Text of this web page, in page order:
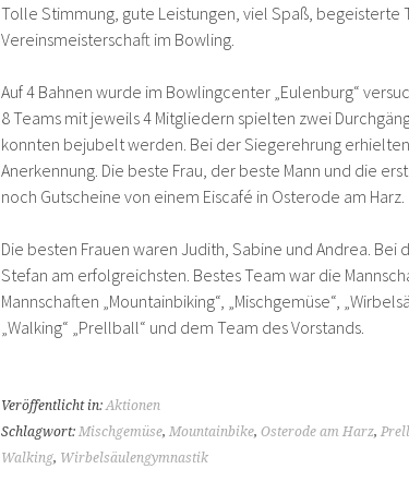
Tolle Stimmung, gute Leistungen, viel Spaß, begeisterte
Vereinsmeisterschaft im Bowling.
Auf 4 Bahnen wurde im Bowlingcenter „Eulenburg“
8 Teams mit jeweils 4 Mitgliedern spielten zwei
konnten bejubelt werden. Bei der Siegerehrung
Anerkennung. Die beste Frau, der beste Mann und die
noch Gutscheine von einem Eiscafé in Osterode am Harz.
Die besten Frauen waren Judith, Sabine und Andrea. Bei
Stefan am erfolgreichsten. Bestes Team war die
Mannschaften „Mountainbiking“, „Mischgemüse“,
„Walking“ „Prellball“ und dem Team des Vorstands.
Veröffentlicht in: Aktionen
Schlagwort: Mischgemüse, Mountainbike, Osterode am Harz,
Walking, Wirbelsäulengymnastik